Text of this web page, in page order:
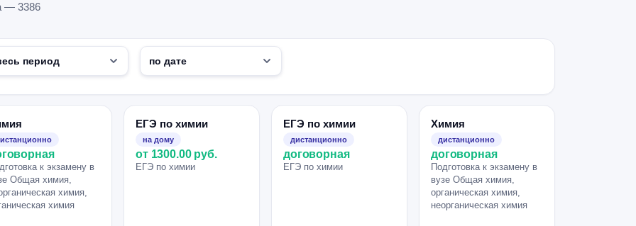
— 3386
к экзамену в
Общая химия,
химия,
химия
ЕГЭ по химии
на дому
от 1300.00 руб.
ЕГЭ по химии
ЕГЭ по химии
дистанционно
договорная
ЕГЭ по химии
Химия
дистанционно
договорная
Подготовка к экзамену в
вузе Общая химия,
органическая химия,
неорганическая химия